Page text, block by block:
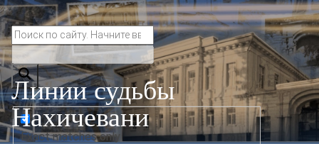
Линии судьбы
Нахичевани
Exact matches only